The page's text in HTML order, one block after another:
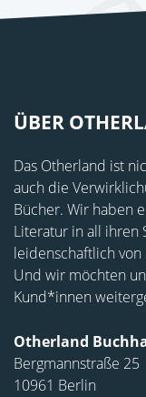
ÜBER
Das Otherland ist
auch die
Bücher. Wir haben
Literatur in all ihren
leidenschaftlich
Und wir möchten
Kund*innen
Otherland
Bergmannstraße 25
10961 Berlin